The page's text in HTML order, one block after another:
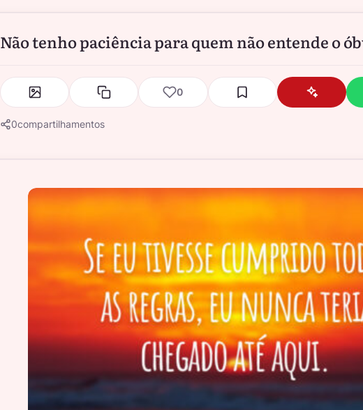
Não tenho paciência para quem não entende o
0
0compartilhamentos